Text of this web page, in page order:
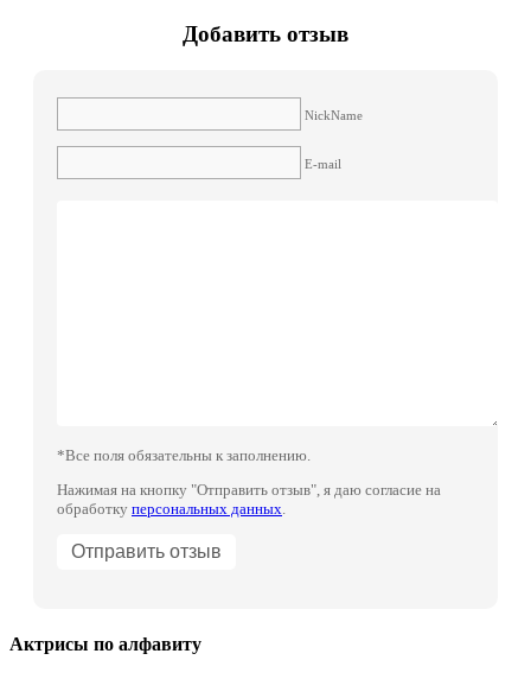
Добавить отзыв
NickName
E-mail
*Все поля обязательны к заполнению.
Нажимая на кнопку "Отправить отзыв", я даю согласие на
обработку персональных данных
Актрисы по алфавиту